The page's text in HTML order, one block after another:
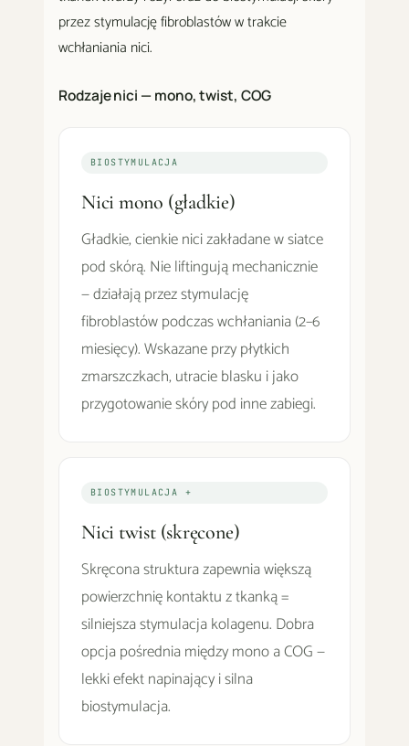
przez stymulację fibroblastów w trakcie
wchłaniania nici.
Rodzaje nici — mono, twist, COG
BIOSTYMULACJA
Nici mono (gładkie)
Gładkie, cienkie nici zakładane w siatce
pod skórą. Nie liftingują mechanicznie
— działają przez stymulację
fibroblastów podczas wchłaniania (2–6
miesięcy). Wskazane przy płytkich
zmarszczkach, utracie blasku i jako
przygotowanie skóry pod inne zabiegi.
BIOSTYMULACJA +
Nici twist (skręcone)
Skręcona struktura zapewnia większą
powierzchnię kontaktu z tkanką =
silniejsza stymulacja kolagenu. Dobra
opcja pośrednia między mono a COG —
lekki efekt napinający i silna
biostymulacja.